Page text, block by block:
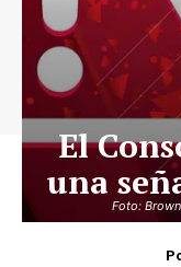
Foto:
El
una